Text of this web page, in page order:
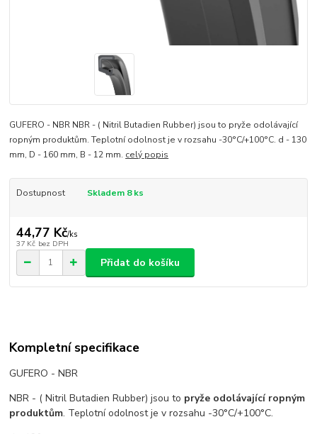
GUFERO - NBR NBR - ( Nitril Butadien Rubber) jsou to pryže odolávající
ropným produktům. Teplotní odolnost je v rozsahu -30°C/+100°C. d - 130
mm, D - 160 mm, B - 12 mm. celý popis
Dostupnost Skladem 8 ks
44,77 Kč/ks
37 Kč bez DPH
Přidat do košíku
Kompletní specifikace
GUFERO - NBR
NBR - ( Nitril Butadien Rubber) jsou to pryže odolávající ropným
produktům. Teplotní odolnost je v rozsahu -30°C/+100°C.